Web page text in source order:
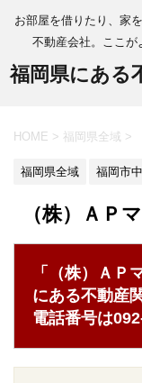
お部屋を借りたり、家
不動産会社。ここが
福岡県にある
HOME > 福岡県全域 >
福岡県全域 福岡市
（株）ＡＰ
「（株）ＡＰ
にある不動産
電話番号は